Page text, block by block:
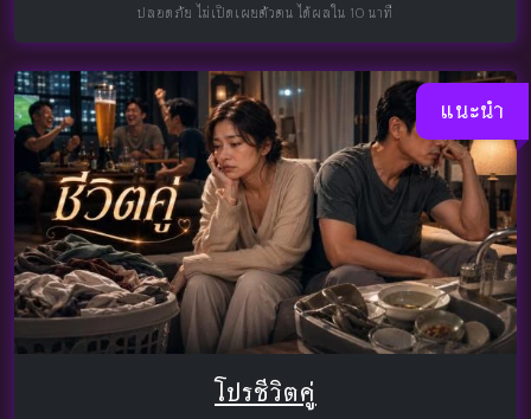
ปลอดภัย ไม่เปิดเผยตัวตน ได้ผลใน 10 นาที
แนะนำ
โปรชีวิตคู่